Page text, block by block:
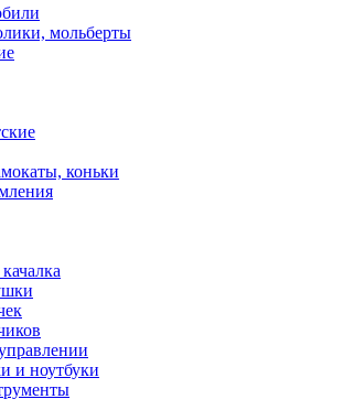
мольберты
коньки
и ноутбуки